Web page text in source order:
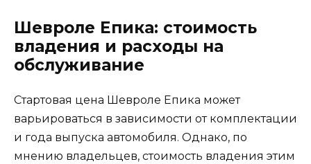
Шевроле Епика: стоимость
владения и расходы на
обслуживание
Стартовая цена Шевроле Епика может
варьироваться в зависимости от комплектации
и года выпуска автомобиля. Однако, по
мнению владельцев, стоимость владения этим